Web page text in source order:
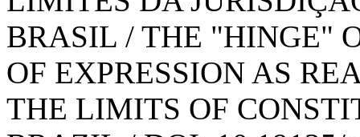
BRASIL / THE "HINGE"
OF EXPRESSION AS
THE LIMITS OF